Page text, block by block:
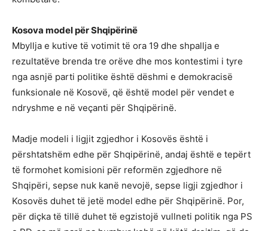
Kosova model për Shqipërinë
Mbyllja e kutive të votimit të ora 19 dhe shpallja e
rezultatëve brenda tre orëve dhe mos kontestimi i tyre
nga asnjë parti politike është dëshmi e demokracisë
funksionale në Kosovë, që është model për vendet e
ndryshme e në veçanti për Shqipërinë.
Madje modeli i ligjit zgjedhor i Kosovës është i
përshtatshëm edhe për Shqipërinë, andaj është e tepërt
të formohet komisioni për reformën zgjedhore në
Shqipëri, sepse nuk kanë nevojë, sepse ligji zgjedhor i
Kosovës duhet të jetë model edhe për Shqipërinë. Por,
për diçka të tillë duhet të egzistojë vullneti politik nga PS